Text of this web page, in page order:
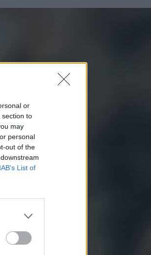
or
section to
may
personal
out of the
IAB’s List of